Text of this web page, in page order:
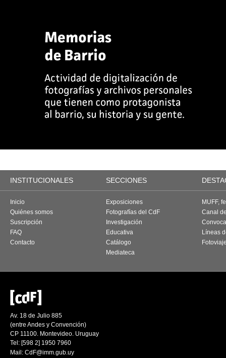
INSTITUCIONALES SECCIONES
Inicio
Quiénes somos
Suscripción
FAQ
Contacto
Exposiciones
Fotografías del CdF
Investigación
Educativa
Catálogo
Mediateca
MUFF,
Canal
Líneas
Av. 18 de Julio 885
(entre Andes y Convención)
CP 11100. Montevideo. Uruguay
Tel: [598 2] 1950 7960
Mail: CdF@imm.gub.uy